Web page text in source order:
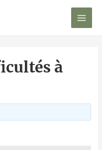
Main
à